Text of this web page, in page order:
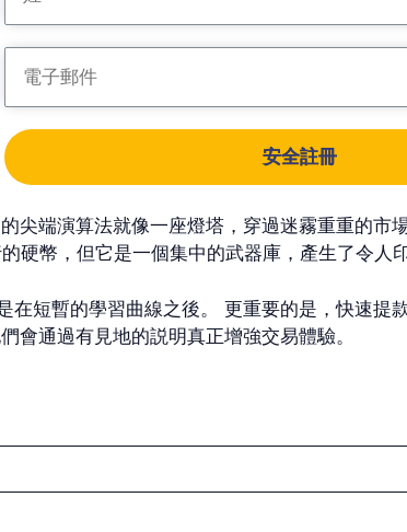
安全註冊
尖端演算法就像一座燈塔，穿過迷霧重重的市
幣，但它是一個集中的武器庫，產生了令人
短暫的學習曲線之後。 更重要的是，快速提
會通過有見地的説明真正增強交易體驗。